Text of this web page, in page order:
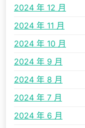
2024 年 12 月
2024 年 11 月
2024 年 10 月
2024 年 9 月
2024 年 8 月
2024 年 7 月
2024 年 6 月